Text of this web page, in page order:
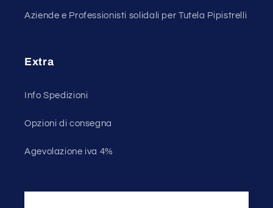
Aziende e Professionisti solidali per Tutela Pipistrelli
Extra
Info Spedizioni
Opzioni di consegna
Agevolazione iva 4%